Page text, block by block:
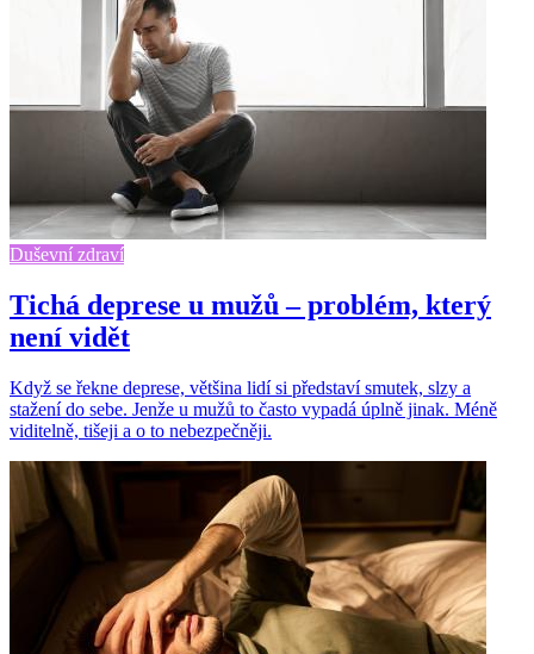
Duševní zdraví
Tichá deprese u mužů – problém, který
není vidět
Když se řekne deprese, většina lidí si představí smutek, slzy a
stažení do sebe. Jenže u mužů to často vypadá úplně jinak. Méně
viditelně, tišeji a o to nebezpečněji.